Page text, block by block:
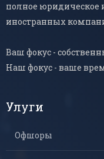
полное юридическое
иностранных
Ваш фокус -
Наш фокус - ваше
Улуги
Офшоры